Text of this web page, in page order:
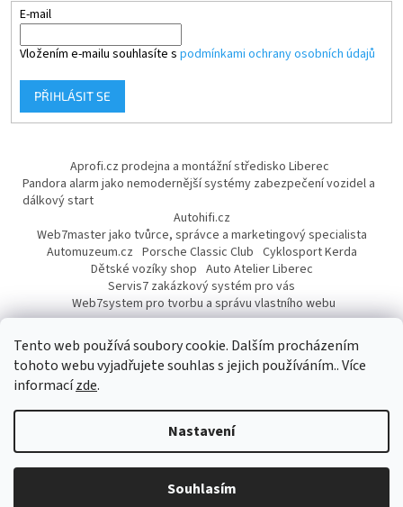
Tento web používá soubory cookie. Dalším procházením
tohoto webu vyjadřujete souhlas s jejich používáním.. Více
informacízde.
Nastavení
Souhlasím
E-mail
Vložením e-mailu souhlasíte s podmínkami ochrany osobních údajů
PŘIHLÁSIT SE
Aprofi.cz prodejna a montážní středisko Liberec
Pandora alarm jako nemodernější systémy zabezpečení vozidel a
dálkový start
Autohifi.cz
Web7master jako tvůrce, správce a marketingový specialista
Automuzeum.cz Porsche Classic Club Cyklosport Kerda
Dětské vozíky shop Auto Atelier Liberec
Servis7 zakázkový systém pro vás
Web7system pro tvorbu a správu vlastního webu
Dárek
Copyright 2026AUTOPROFI CZ. Všechna práva vyhrazena.Upravit
nastavení cookies